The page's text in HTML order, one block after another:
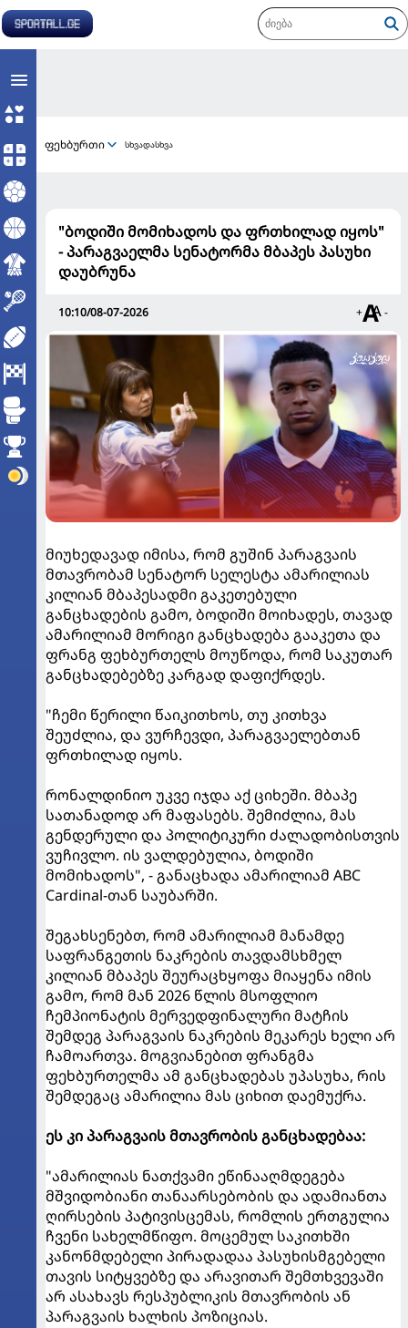
ფეხბურთი სხვადასხვა
"ბოდიში მომიხადოს და ფრთხილად იყოს"
- პარაგვაელმა სენატორმა მბაპეს პასუხი
დაუბრუნა
10:10/08-07-2026 + -
მიუხედავად იმისა, რომ გუშინ პარაგვაის
მთავრობამ სენატორ სელესტა ამარილიას
კილიან მბაპესადმი გაკეთებული
განცხადების გამო, ბოდიში მოიხადეს, თავად
ამარილიამ მორიგი განცხადება გააკეთა და
ფრანგ ფეხბურთელს მოუწოდა, რომ საკუთარ
განცხადებებზე კარგად დაფიქრდეს.
"ჩემი წერილი წაიკითხოს, თუ კითხვა
შეუძლია, და ვურჩევდი, პარაგვაელებთან
ფრთხილად იყოს.
რონალდინიო უკვე იჯდა აქ ციხეში. მბაპე
სათანადოდ არ მაფასებს. შემიძლია, მას
გენდერული და პოლიტიკური ძალადობისთვის
ვუჩივლო. ის ვალდებულია, ბოდიში
მომიხადოს", - განაცხადა ამარილიამ ABC
Cardinal-თან საუბარში.
შეგახსენებთ, რომ ამარილიამ მანამდე
საფრანგეთის ნაკრების თავდამსხმელ
კილიან მბაპეს შეურაცხყოფა მიაყენა იმის
გამო, რომ მან 2026 წლის მსოფლიო
ჩემპიონატის მერვედფინალური მატჩის
შემდეგ პარაგვაის ნაკრების მეკარეს ხელი არ
ჩამოართვა. მოგვიანებით ფრანგმა
ფეხბურთელმა ამ განცხადებას უპასუხა, რის
შემდეგაც ამარილია მას ციხით დაემუქრა.
ეს კი პარაგვაის მთავრობის განცხადებაა:
"ამარილიას ნათქვამი ეწინააღმდეგება
მშვიდობიანი თანაარსებობის და ადამიანთა
ღირსების პატივისცემას, რომლის ერთგულია
ჩვენი სახელმწიფო. მოცემულ საკითხში
კანონმდებელი პირადადაა პასუხისმგებელი
თავის სიტყვებზე და არავითარ შემთხვევაში
არ ასახავს რესპუბლიკის მთავრობის ან
პარაგვაის ხალხის პოზიციას.